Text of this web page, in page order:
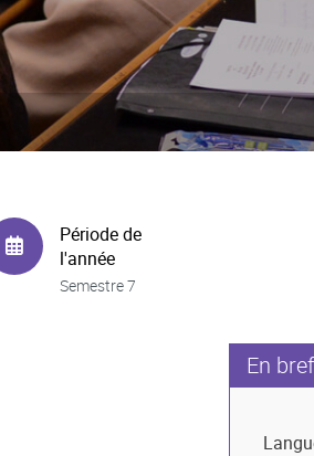
Période de
l'année
Semestre 7
En bref